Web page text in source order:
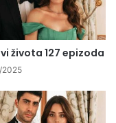
života 127 epizoda